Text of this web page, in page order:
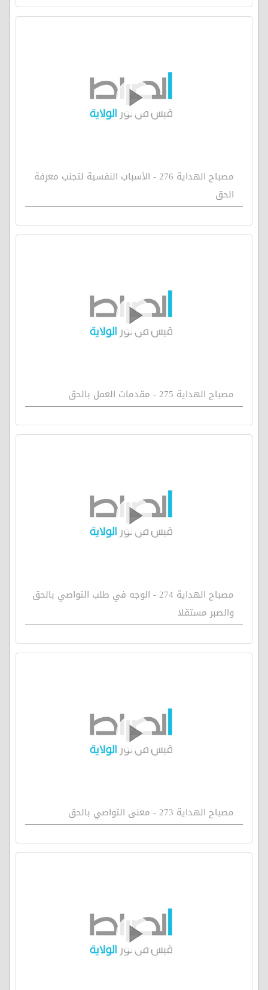
مصباح الهداية 276 - الأسباب النفسية لتجنب معرفة
الحق
مصباح الهداية 275 - مقدمات العمل بالحق
مصباح الهداية 274 - الوجه في طلب التواصي بالحق
والصبر مستقلا
مصباح الهداية 273 - معنى التواصي بالحق